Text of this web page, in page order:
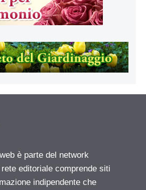
è parte del network
editoriale comprende siti
indipendente che